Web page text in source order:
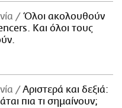
Όλοι ακολουθούν
Και όλοι τους
Αριστερά και δεξιά:
πια τι σημαίνουν;